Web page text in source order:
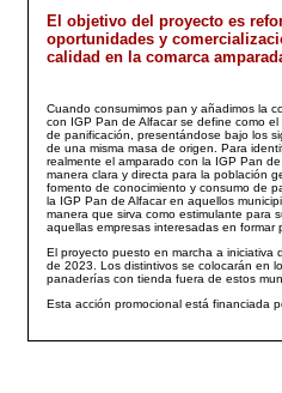
El objetivo del proyecto es
oportunidades y
calidad en la comarca
Cuando consumimos pan y añadimos la
con IGP Pan de Alfacar se define como
de panificación, presentándose bajo los
de una misma masa de origen. Para
realmente el amparado con la IGP Pan
manera clara y directa para la población
fomento de conocimiento y consumo de
la IGP Pan de Alfacar en aquellos
manera que sirva como estimulante para
aquellas empresas interesadas en formar
El proyecto puesto en marcha a iniciativa
de 2023. Los distintivos se colocarán en
panaderías con tienda fuera de estos
Esta acción promocional está financiada